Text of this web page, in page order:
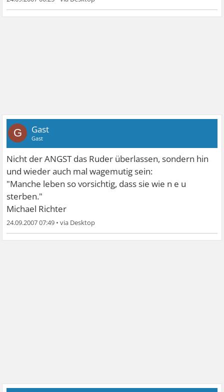
G Gast
Gast
Nicht der ANGST das Ruder überlassen, sondern hin
und wieder auch mal wagemutig sein:
"Manche leben so vorsichtig, dass sie wie n e u
sterben."
Michael Richter
24.09.2007 07:49 •